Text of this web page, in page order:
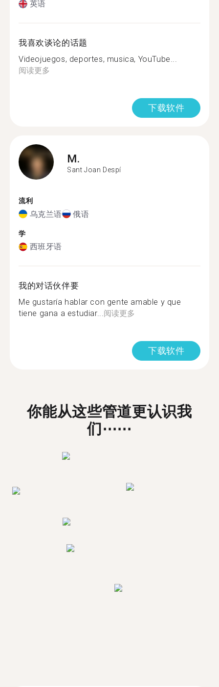
英语
我喜欢谈论的话题
Videojuegos, deportes, musica, YouTube...
阅读更多
下载软件
M.
Sant Joan Despí
流利
乌克兰语 俄语
学
西班牙语
我的对话伙伴要
Me gustaría hablar con gente amable y que
tiene gana a estudiar...阅读更多
下载软件
你能从这些管道更认识我
们⋯⋯